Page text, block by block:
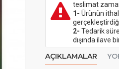
teslimat
1- Ürünün
2- Tedarik
dışında ilave
AÇIKLAMALAR